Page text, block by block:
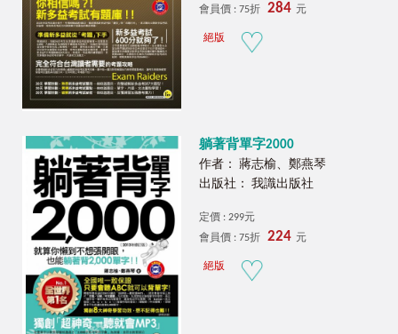
會員價 : 75折
284 元
絕版
躺著背單字2000
作者： 蔣志榆、鄭燕琴
出版社： 我識出版社
定價 : 299元
會員價 : 75折
224 元
絕版